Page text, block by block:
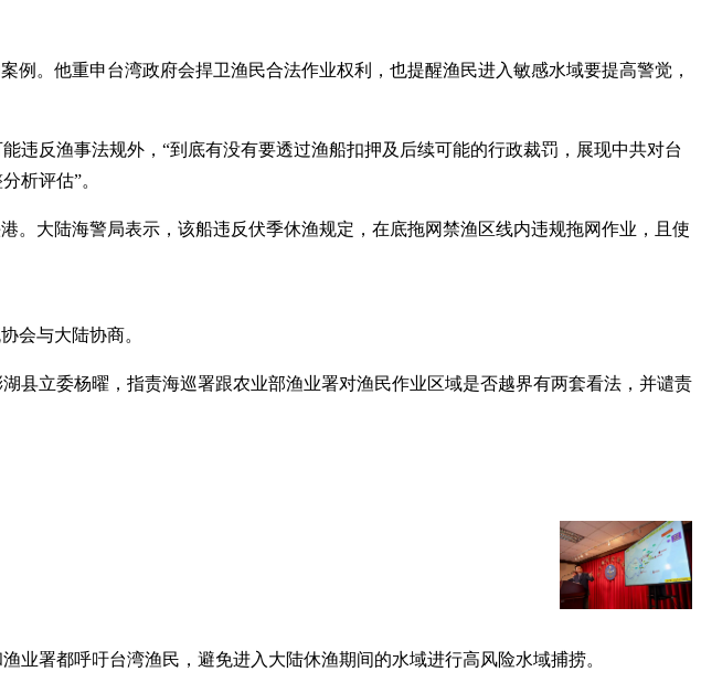
。他重申台湾政府会捍卫渔民合法作业权利，也提醒渔民进入敏感水域要提高警觉，
违反渔事法规外，“到底有没有要透过渔船扣押及后续可能的行政裁罚，展现中共对台
析评估”。
。大陆海警局表示，该船违反伏季休渔规定，在底拖网禁渔区线内违规拖网作业，且使
会与大陆协商。
县立委杨曜，指责海巡署跟农业部渔业署对渔民作业区域是否越界有两套看法，并谴责
署都呼吁台湾渔民，避免进入大陆休渔期间的水域进行高风险水域捕捞。